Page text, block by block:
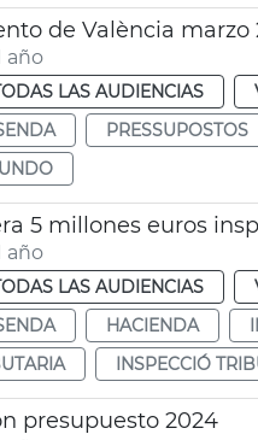
de València marzo
año
LAS AUDIENCIAS
PRESSUPOSTOS
5 millones euros
año
LAS AUDIENCIAS
HACIENDA
INSPECCIÓ
presupuesto 2024